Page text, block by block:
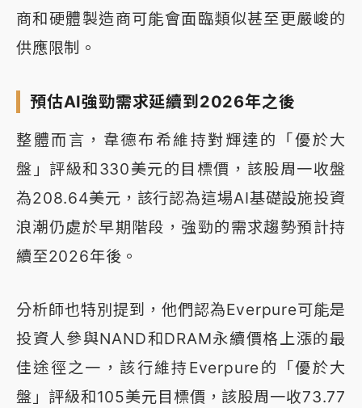
商和硬體製造商可能會面臨類似甚至更嚴峻的
供應限制。
預估AI強勁需求延續到2026年之後
整體而言，韋德布希維持對輝達的「優於大
盤」評級和330美元的目標價，該股周一收盤
為208.64美元，該行認為這場AI基礎設施投資
浪潮仍處於早期階段，強勁的需求趨勢預計持
續至2026年後。
分析師也特別提到，他們認為Everpure可能是
投資人參與NAND和DRAM永續價格上漲的最
佳途徑之一，該行維持Everpure的「優於大
盤」評級和105美元目標價，該股周一收73.77